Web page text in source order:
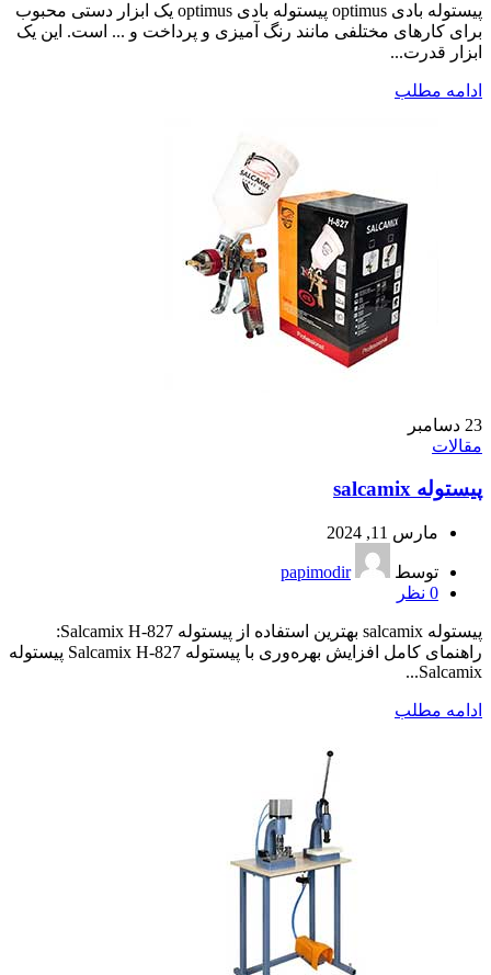
پیستوله بادی optimus پیستوله بادی optimus یک ابزار دستی محبوب
برای کارهای مختلفی مانند رنگ آمیزی و پرداخت و ... است. این یک
ابزار قدرت...
ادامه مطلب
23 دسامبر
مقالات
پیستوله salcamix
مارس 11, 2024
توسط
papimodir
0 نظر
پیستوله salcamix بهترین استفاده از پیستوله Salcamix H-827:
راهنمای کامل افزایش بهره‌وری با پیستوله Salcamix H-827 پیستوله
Salcamix...
ادامه مطلب